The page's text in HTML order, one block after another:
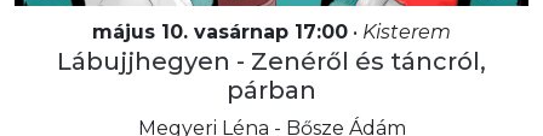
május 10. vasárnap 17:00 • Kisterem
Lábujjhegyen - Zenéről és táncról,
párban
Megyeri Léna - Bősze Ádám